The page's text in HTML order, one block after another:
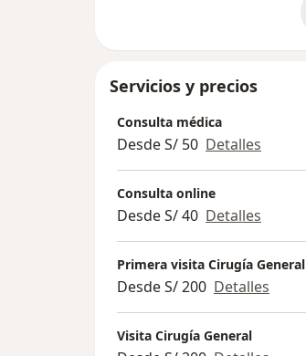
Servicios y precios
Consulta médica
Desde S/ 50 Detalles
Consulta online
Desde S/ 40 Detalles
Primera visita Cirugía General
Desde S/ 200 Detalles
Visita Cirugía General